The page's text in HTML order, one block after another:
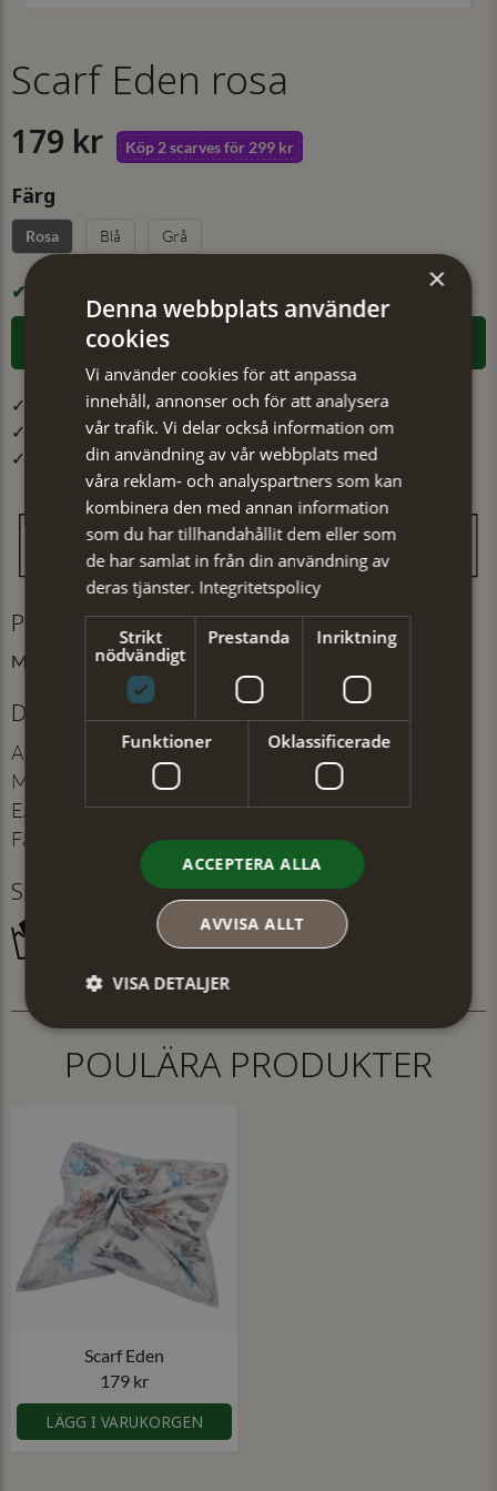
Scarf Eden rosa
179 kr Köp 2 scarves för 299 kr
Färg
Rosa Blå Grå
LÄGG I VARUKORGEN
✓ Öppet köp i 30 dagar ✓ Fri frakt från 499 kr
✓ Din beställning skickas inom 1-2 vardagar
✓ Snabb leverans från vårt lager i Jönköping
Produktinformation
Mått: 70x70 cm
Detaljer
Artikelnummer:
103574221
Material
100% Polyester
EAN
7350171067313
Färg
Rosa
Skötselråd
POULÄRA PRODUKTER
Scarf Eden
179 kr
LÄGG I VARUKORGEN
×
Denna webbplats använder
cookies
Vi använder cookies för att anpassa
innehåll, annonser och för att analysera
vår trafik. Vi delar också information om
din användning av vår webbplats med
våra reklam- och analyspartners som kan
kombinera den med annan information
som du har tillhandahållit dem eller som
de har samlat in från din användning av
deras tjänster. Integritetspolicy
Strikt
nödvändigt
Prestanda Inriktning
Funktioner Oklassificerade
ACCEPTERA ALLA
AVVISA ALLT
VISA DETALJER